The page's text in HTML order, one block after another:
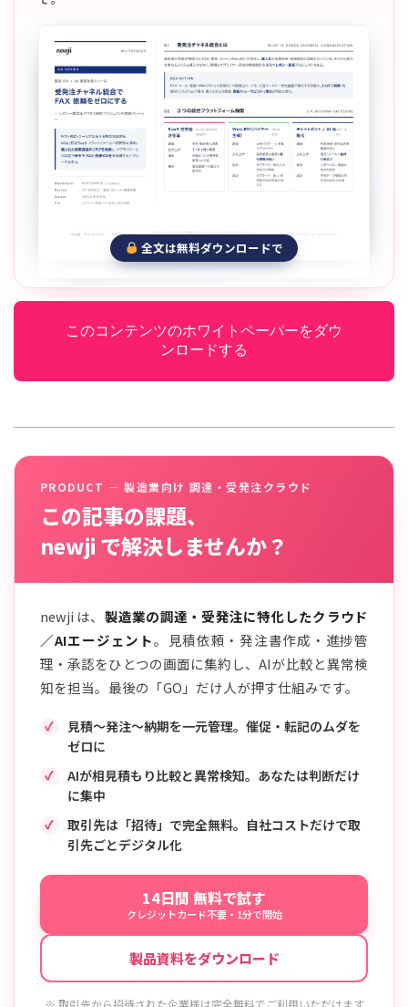
全文は無料ダウンロードで
このコンテンツのホワイトペーパーをダウ
ンロードする
PRODUCT — 製造業向け 調達・受発注クラウド
この記事の課題、
newji で解決しませんか？
newji は、 製造業の調達・受発注に特化したクラウド
／AIエージェント。見積依頼・発注書作成・進捗管
理・承認をひとつの画面に集約し、AIが比較と異常検
知を担当。最後の「GO」だけ人が押す仕組みです。
見積〜発注〜納期を一元管理。催促・転記のムダを
ゼロに
AIが相見積もり比較と異常検知。あなたは判断だけ
に集中
取引先は「招待」で完全無料。自社コストだけで取
引先ごとデジタル化
14日間 無料で試す
クレジットカード不要・1分で開始
製品資料をダウンロード
※ 取引先から招待された企業様は完全無料でご利用いただけます